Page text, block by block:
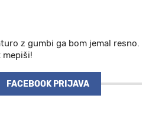
z gumbi ga bom jemal resno.
mepiši!
FACEBOOK PRIJAVA